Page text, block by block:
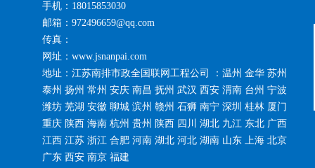
手机：18015853030
邮箱：972496659@qq.com
传真：
网址：www.jsnanpai.com
地址：江苏南排市政全国联网工程公司 ：温州 金华 苏州
泰州 扬州 常州 安庆 南昌 抚州 武汉 西安 渭南 台州 宁波
潍坊 芜湖 安徽 聊城 滨州 赣州 石狮 南宁 深圳 桂林 厦门
重庆 陕西 海南 杭州 贵州 陕西 四川 湖北 九江 东北 广西
江西 江苏 浙江 合肥 河南 湖北 河北 湖南 山东 上海 北京
广东 西安 南京 福建